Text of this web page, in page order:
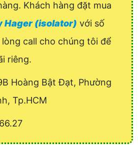
Khách hàng đặt mua
Hager (isolator) với số
call cho chúng tôi để
riêng.
Hoàng Bật Đạt, Phường
Tp.HCM